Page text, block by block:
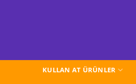
KULLAN AT ÜRÜNLER